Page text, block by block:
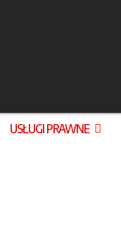
USŁUGI PRAWNE